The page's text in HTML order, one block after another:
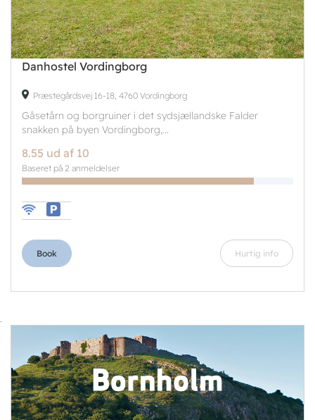
Danhostel Vordingborg
Præstegårdsvej 16-18, 4760 Vordingborg
Gåsetårn og borgruiner i det sydsjællandske Falder
snakken på byen Vordingborg,...
8.55 ud af 10
Baseret på 2 anmeldelser
Book Hurtig info